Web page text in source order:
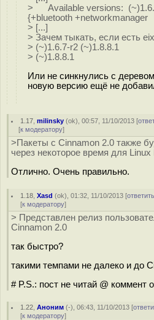
> Available versions:
{+bluetooth +networkmanager
> [...]
> Зачем тыкать, если есть
> (~)1.6.7-r2 (~)1.8.8.1
> (~)1.8.8.1
Или не синкнулись с
новую версию ещё не
1.17 ,milinsky (ok), 00:57, 11/10/2013 [
[к модератору]
>Пакеты с Cinnamon 2.0 также
через некоторое время для Linux
Отлично. Очень правильно.
1.18 ,Xasd (ok), 01:32, 11/10/2013 [
[к модератору]
> Представлен релиз
Cinnamon 2.0
так быстро?
такими темпами не далеко и до
# P.S.: пост не читай @ коммент
1.22 ,Аноним (-), 06:43, 11/10/2013 [
[к модератору]